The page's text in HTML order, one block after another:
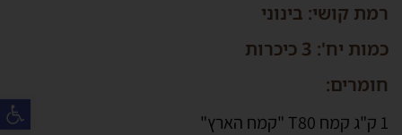
רמת קושי: בינוני
כמות יח': 3 כיכרות
חומרים:
1 ק"ג קמח T80 "קמח הארץ"